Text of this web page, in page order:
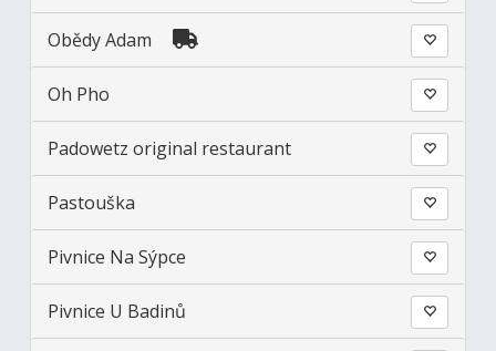
Obědy Adam
Oh Pho
Padowetz original restaurant
Pastouška
Pivnice Na Sýpce
Pivnice U Badinů